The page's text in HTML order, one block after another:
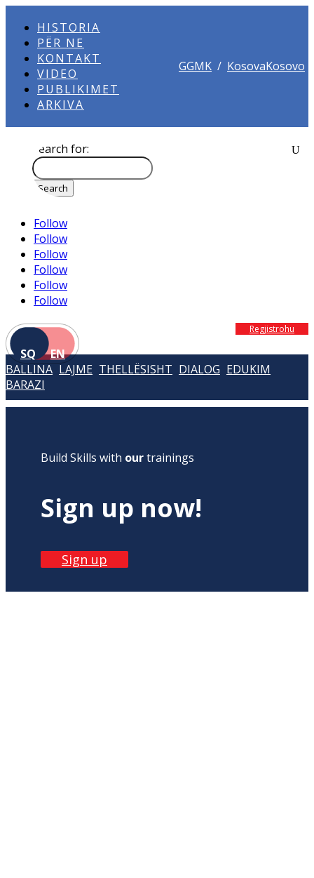
HISTORIA
PËR NE
KONTAKT
VIDEO
PUBLIKIMET
ARKIVA
GGMK / KosovaKosovo
Search for:
Follow
Follow
Follow
Follow
Follow
Follow
SQ EN
Regjistrohu
BALLINA LAJME THELLËSISHT DIALOG EDUKIM
BARAZI
Build Skills with ourtrainings
Sign up now!
Sign up